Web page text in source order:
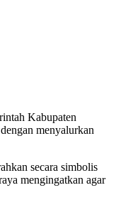
Kabupaten
menyalurkan
secara simbolis
mengingatkan agar